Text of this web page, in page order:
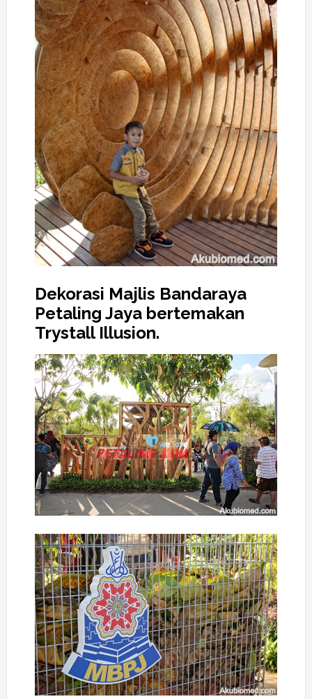
Dekorasi Majlis Bandaraya
Petaling Jaya bertemakan
Trystall Illusion.